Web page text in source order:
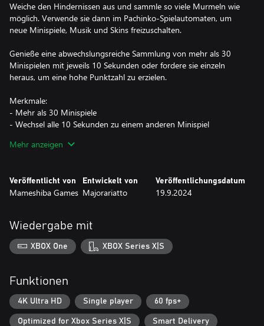
Weiche den Hindernissen aus und sammle so viele Murmeln wie
möglich. Verwende sie dann im Pachinko-Spielautomaten, um
neue Minispiele, Musik und Skins freizuschalten.
Genieße eine abwechslungsreiche Sammlung von mehr als 30
Minispielen mit jeweils 10 Sekunden oder fordere sie einzeln
heraus, um eine hohe Punktzahl zu erzielen.
Merkmale:
- Mehr als 30 Minispiele
- Wechsel alle 10 Sekunden zu einem anderen Minispiel
Minispiele, Musik und Skins freizuschalten
- Dynamische Originalmusik mit zusammenhängenden 10-
Sekunden-Tracks
Mehr anzeigen
Veröffentlicht von
Mameshiba Games
Entwickelt von
Majorariatto
Veröffentlichungsdatum
19.9.2024
Wiedergabe mit
XBOX One XBOX Series X|S
Funktionen
4K Ultra HD Single player 60 fps+
Optimized for Xbox Series X|S Smart Delivery